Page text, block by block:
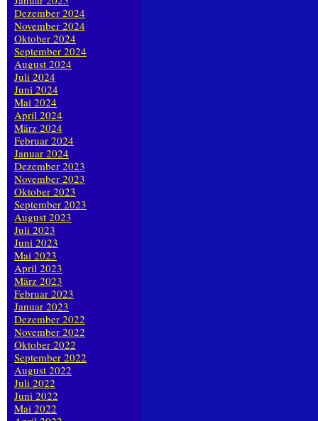
Dezember 2024
November 2024
Oktober 2024
September 2024
August 2024
Juli 2024
Juni 2024
Mai 2024
April 2024
März 2024
Februar 2024
Januar 2024
Dezember 2023
November 2023
Oktober 2023
September 2023
August 2023
Juli 2023
Juni 2023
Mai 2023
April 2023
März 2023
Februar 2023
Januar 2023
Dezember 2022
November 2022
Oktober 2022
September 2022
August 2022
Juli 2022
Juni 2022
Mai 2022